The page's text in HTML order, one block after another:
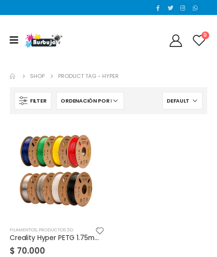
0
SHOP PRODUCT TAG - HYPER
FILTER
FILAMENTOS, PRODUCTOS 3D
Creality Hyper PETG 1.75mm 1Kg
$ 70.000